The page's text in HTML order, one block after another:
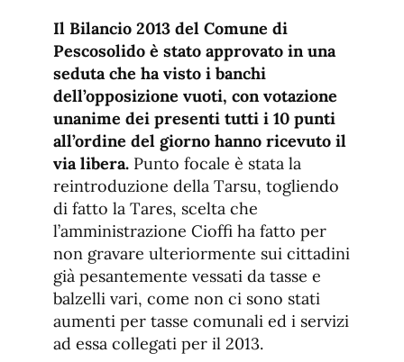
de
fuente
de
fuente.
Il Bilancio 2013 del Comune di
Pescosolido è stato approvato in una
seduta che ha visto i banchi
dell’opposizione vuoti, con votazione
unanime dei presenti tutti i 10 punti
all’ordine del giorno hanno ricevuto il
via libera. Punto focale è stata la
reintroduzione della Tarsu, togliendo
di fatto la Tares, scelta che
l’amministrazione Cioffi ha fatto per
non gravare ulteriormente sui cittadini
già pesantemente vessati da tasse e
balzelli vari, come non ci sono stati
aumenti per tasse comunali ed i servizi
ad essa collegati per il 2013.